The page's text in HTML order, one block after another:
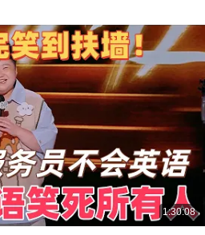
1:30:08